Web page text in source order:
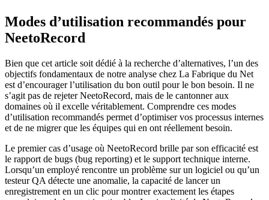
Modes d’utilisation recommandés pour
NeetoRecord
Bien que cet article soit dédié à la recherche d’alternatives, l’un des
objectifs fondamentaux de notre analyse chez La Fabrique du Net
est d’encourager l’utilisation du bon outil pour le bon besoin. Il ne
s’agit pas de rejeter NeetoRecord, mais de le cantonner aux
domaines où il excelle véritablement. Comprendre ces modes
d’utilisation recommandés permet d’optimiser vos processus internes
et de ne migrer que les équipes qui en ont réellement besoin.
Le premier cas d’usage où NeetoRecord brille par son efficacité est
le rapport de bugs (bug reporting) et le support technique interne.
Lorsqu’un employé rencontre un problème sur un logiciel ou qu’un
testeur QA détecte une anomalie, la capacité de lancer un
enregistrement en un clic pour montrer exactement les étapes